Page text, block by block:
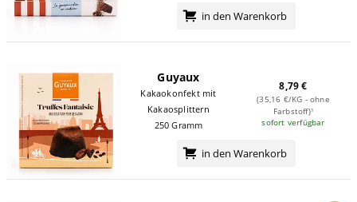
in den Warenkorb
Guyaux
Kakaokonfekt mit
Kakaosplittern
250 Gramm
8,79 €
(35,16 €/KG - ohne
Farbstoff)¹
sofort verfügbar
in den Warenkorb